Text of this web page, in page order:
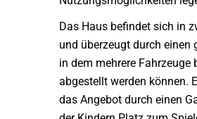
Das Haus befindet sich in
und überzeugt durch einen
in dem mehrere Fahrzeuge
abgestellt werden können.
das Angebot durch einen